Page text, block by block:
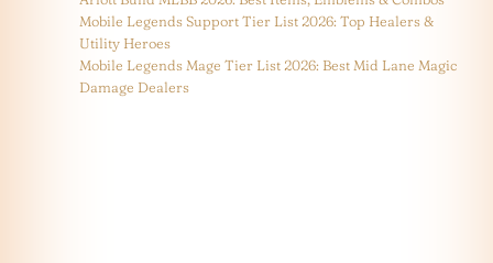
Mobile Legends Support Tier List 2026: Top Healers &
Utility Heroes
Mobile Legends Mage Tier List 2026: Best Mid Lane Magic
Damage Dealers